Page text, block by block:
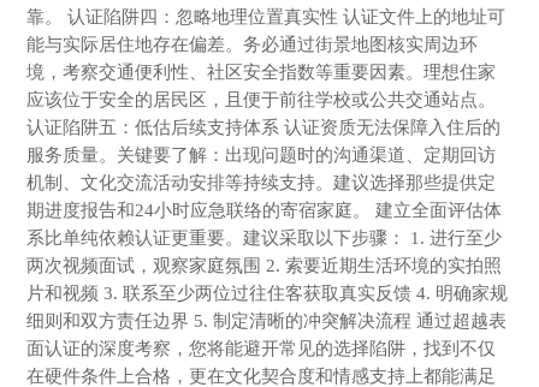
靠。 认证陷阱四：忽略地理位置真实性 认证文件上的地址可
能与实际居住地存在偏差。务必通过街景地图核实周边环
境，考察交通便利性、社区安全指数等重要因素。理想住家
应该位于安全的居民区，且便于前往学校或公共交通站点。
认证陷阱五：低估后续支持体系 认证资质无法保障入住后的
服务质量。关键要了解：出现问题时的沟通渠道、定期回访
机制、文化交流活动安排等持续支持。建议选择那些提供定
期进度报告和24小时应急联络的寄宿家庭。 建立全面评估体
系比单纯依赖认证更重要。建议采取以下步骤： 1. 进行至少
两次视频面试，观察家庭氛围 2. 索要近期生活环境的实拍照
片和视频 3. 联系至少两位过往住客获取真实反馈 4. 明确家规
细则和双方责任边界 5. 制定清晰的冲突解决流程 通过超越表
面认证的深度考察，您将能避开常见的选择陷阱，找到不仅
在硬件条件上合格，更在文化契合度和情感支持上都能满足